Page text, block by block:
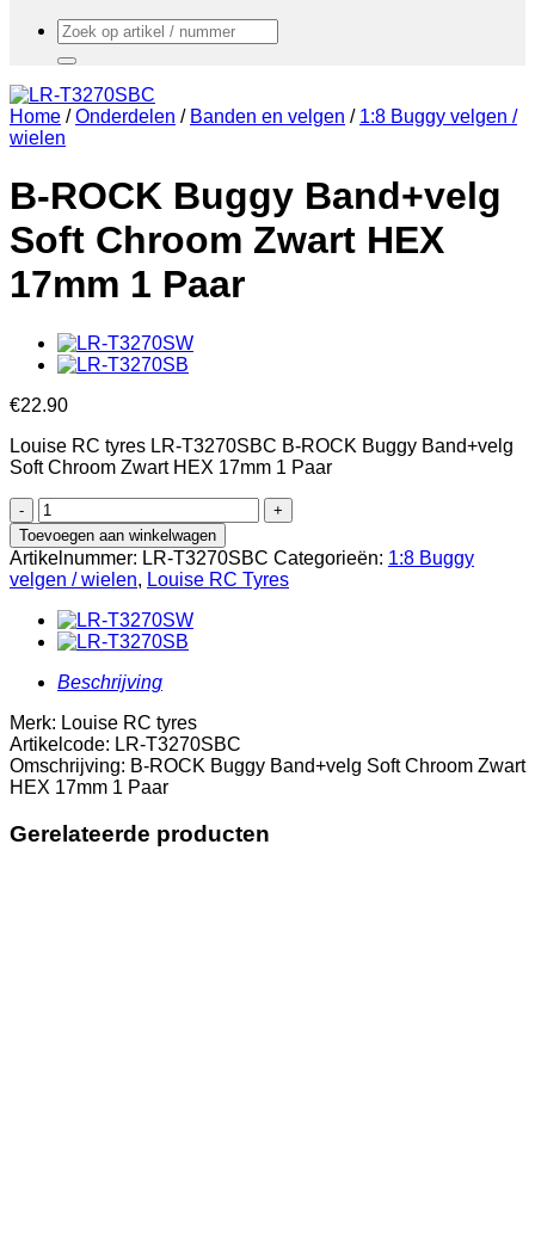
Zoeken
naar:
Home / Onderdelen / Banden en velgen / 1:8 Buggy velgen /
wielen
B-ROCK Buggy Band+velg
Soft Chroom Zwart HEX
17mm 1 Paar
€22.90
Louise RC tyres LR-T3270SBC B-ROCK Buggy Band+velg
Soft Chroom Zwart HEX 17mm 1 Paar
B-
ROCK
Buggy
Band+velg
Soft
Chroom
Zwart
HEX
17mm
Paar
aantal
Toevoegen aan winkelwagen
Artikelnummer: LR-T3270SBC Categorieën: 1:8 Buggy
velgen / wielen, Louise RC Tyres
Beschrijving
Merk: Louise RC tyres
Artikelcode: LR-T3270SBC
Omschrijving: B-ROCK Buggy Band+velg Soft Chroom Zwart
HEX 17mm 1 Paar
Gerelateerde producten